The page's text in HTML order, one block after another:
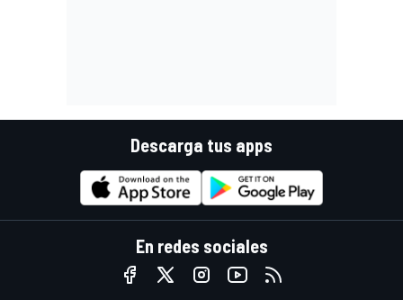
Descarga tus apps
En redes sociales